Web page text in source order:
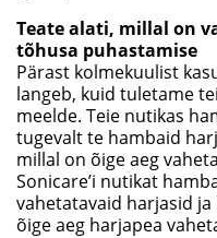
Teate alati, millal on
tõhusa puhastamise
Pärast kolmekuulist
langeb, kuid tuletame
meelde. Teie nutikas
tugevalt te hambaid
millal on õige aeg
Sonicare’i nutikat
vahetatavaid harjasid
õige aeg harjapea